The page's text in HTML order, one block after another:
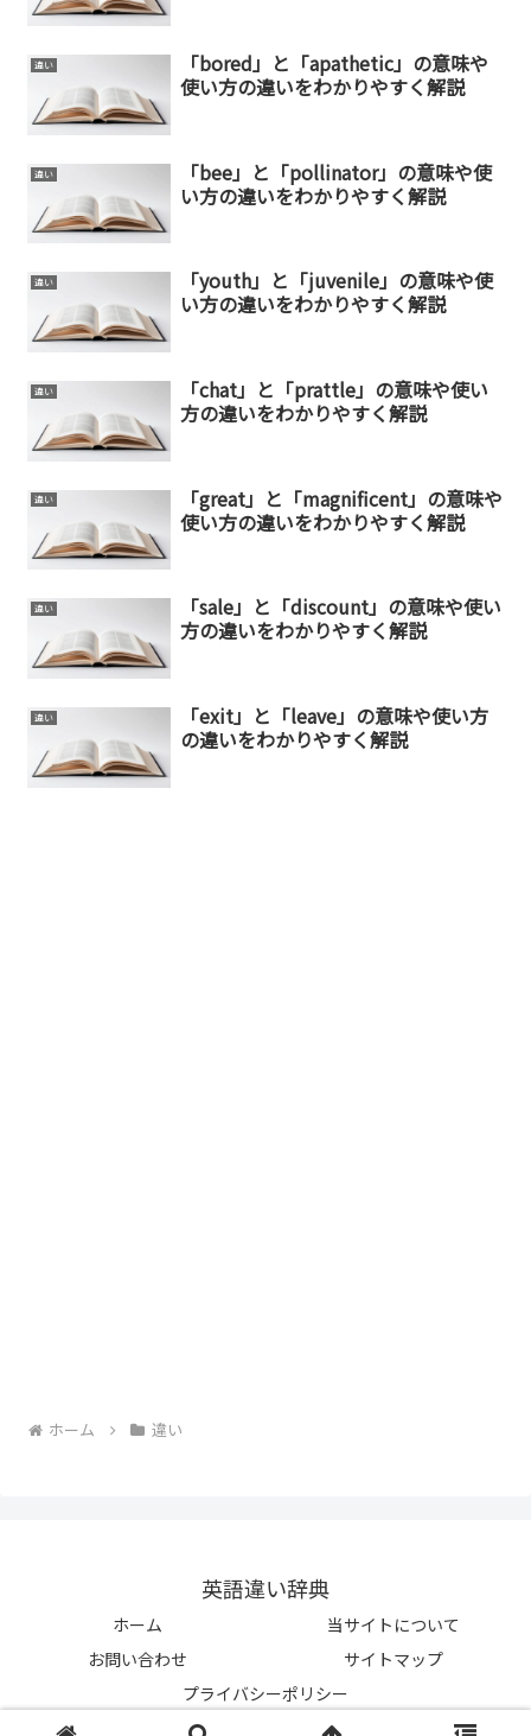
違い
「bored」と「apathetic」の意味や
使い方の違いをわかりやすく解説
違い
「bee」と「pollinator」の意味や使
い方の違いをわかりやすく解説
違い
「youth」と「juvenile」の意味や使
い方の違いをわかりやすく解説
違い
「chat」と「prattle」の意味や使い
方の違いをわかりやすく解説
違い
「great」と「magnificent」の意味や
使い方の違いをわかりやすく解説
違い
「sale」と「discount」の意味や使い
方の違いをわかりやすく解説
違い
「exit」と「leave」の意味や使い方
の違いをわかりやすく解説
ホーム 違い
英語違い辞典
ホーム
当サイトについて
お問い合わせ
サイトマップ
プライバシーポリシー